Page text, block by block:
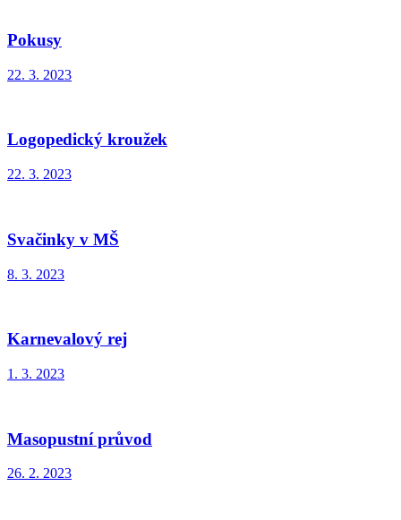
Pokusy
22. 3. 2023
Logopedický kroužek
22. 3. 2023
Svačinky v MŠ
8. 3. 2023
Karnevalový rej
1. 3. 2023
Masopustní průvod
26. 2. 2023